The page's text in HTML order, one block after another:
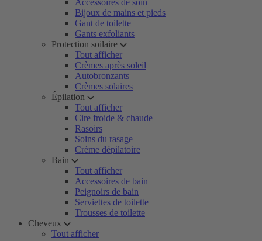
Accessoires de soin
Bijoux de mains et pieds
Gant de toilette
Gants exfoliants
Protection soilaire
Tout afficher
Crèmes après soleil
Autobronzants
Crèmes solaires
Épilation
Tout afficher
Cire froide & chaude
Rasoirs
Soins du rasage
Crème dépilatoire
Bain
Tout afficher
Accessoires de bain
Peignoirs de bain
Serviettes de toilette
Trousses de toilette
Cheveux
Tout afficher